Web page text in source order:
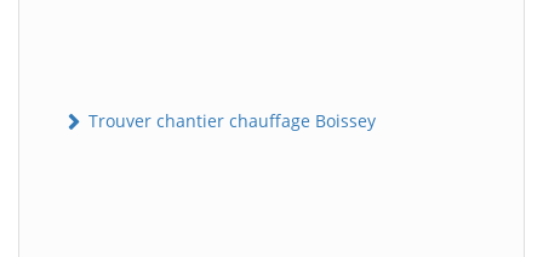
Trouver chantier chauffage Boissey